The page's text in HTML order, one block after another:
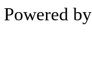
Powered by